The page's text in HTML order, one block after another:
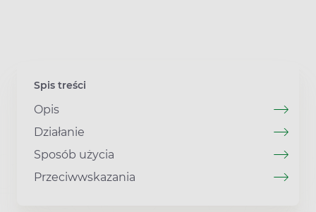
Spis treści
Opis
Działanie
Sposób użycia
Przeciwwskazania